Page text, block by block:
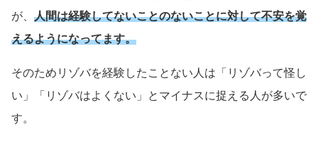
が、 人間は経験してないことのないことに対して不安を覚
えるようになってます。
そのためリゾバを経験したことない人は「リゾバって怪し
い」「リゾバはよくない」とマイナスに捉える人が多いで
す。